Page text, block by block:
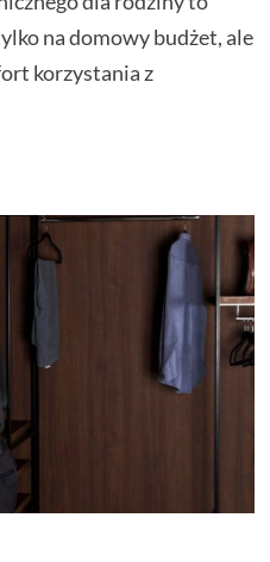
na domowy budżet, ale
korzystania z